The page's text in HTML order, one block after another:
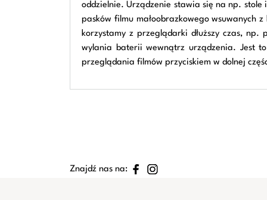
oddzielnie. Urządzenie stawia się na np.
pasków filmu małoobrazkowego wsuwanych
korzystamy z przeglądarki dłuższy czas,
wylania baterii wewnątrz urządzenia. Jest
przeglądania filmów przyciskiem w dolnej
Znajdź nas na: